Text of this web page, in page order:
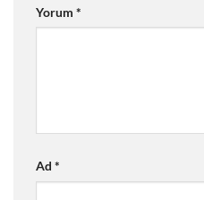
Yorum *
Ad *